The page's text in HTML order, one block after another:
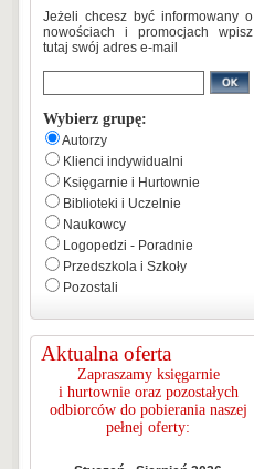
Jeżeli chcesz być informowany o
nowościach i promocjach wpisz
tutaj swój adres e-mail
Wybierz grupę:
Autorzy
Klienci indywidualni
Księgarnie i Hurtownie
Biblioteki i Uczelnie
Naukowcy
Logopedzi - Poradnie
Przedszkola i Szkoły
Pozostali
Aktualna oferta
Zapraszamy księgarnie
i hurtownie oraz pozostałych
odbiorców do pobierania naszej
pełnej oferty: